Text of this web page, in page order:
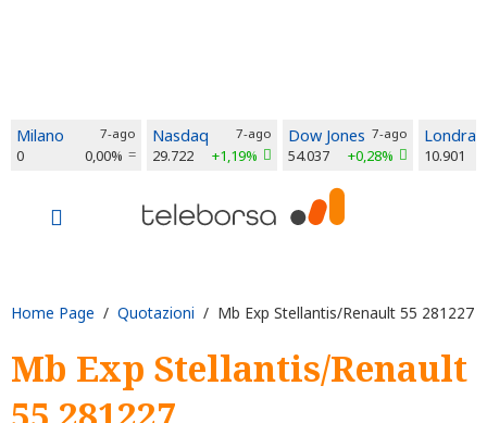
Milano 7-ago
0 0,00%
Nasdaq 7-ago
29.722 +1,19%
Dow Jones 7-ago
54.037 +0,28%
Londra
10.901
Home Page / Quotazioni / Mb Exp Stellantis/Renault 55 281227
Mb Exp Stellantis/Renault